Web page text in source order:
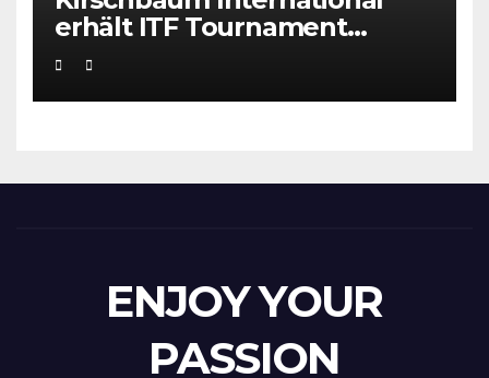
erhält ITF Tournament
Recognition Award 2025
ENJOY YOUR
PASSION